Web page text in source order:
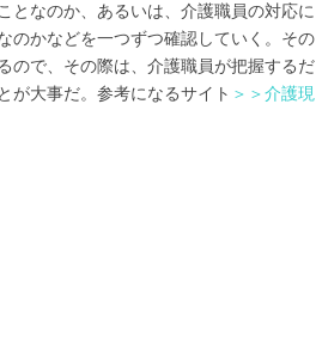
となのか、あるいは、介護職員の対応に
のかなどを一つずつ確認していく。その
ので、その際は、介護職員が把握するだ
が大事だ。参考になるサイト ＞＞介護現